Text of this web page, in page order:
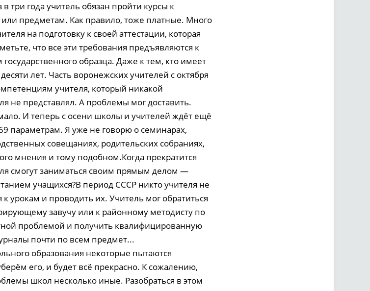
три года учитель обязан пройти курсы к
предметам. Как правило, тоже платные. Много
на подготовку к своей аттестации, которая
что все эти требования предъявляются к
образца. Даже к тем, кто имеет
лет. Часть воронежских учителей с октября
учителя, который никакой
не представлял. А проблемы мог доставить.
мало. И теперь с осени школы и учителей ждёт ещё
параметрам. Я уже не говорю о семинарах,
совещаниях, родительских собраниях,
мнения и тому подобном.Когда прекратится
смогут заниматься своим прямым делом —
учащихся?В период СССР никто учителя не
урокам и проводить их. Учитель мог обратиться
завучу или к районному методисту по
проблемой и получить квалифицированную
почти по всем предмет...
образования некоторые пытаются
его, и будет всё прекрасно. К сожалению,
школ несколько иные. Разобраться в этом